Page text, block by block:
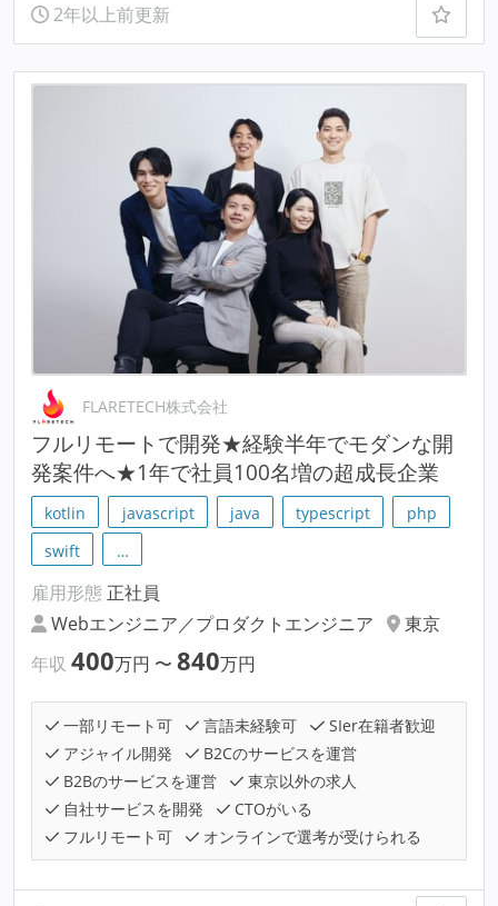
2年以上前更新
FLARETECH株式会社
フルリモートで開発★経験半年でモダンな開
発案件へ★1年で社員100名増の超成長企業
kotlin javascript java typescript
php
swift
…
雇用形態 正社員
Webエンジニア／プロダクトエンジニア
東京
年収 400万円 〜 840万円
一部リモート可 言語未経験可
SIer在籍者歓迎
アジャイル開発
B2Cのサービスを運営
B2Bのサービスを運営
東京以外の求人
自社サービスを開発
CTOがいる
フルリモート可
オンラインで選考が受けられる